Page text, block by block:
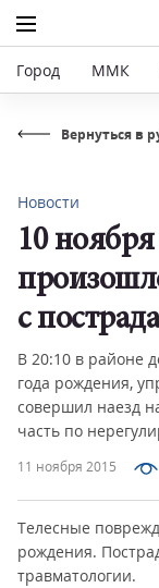
Город ММК
Вернуться в
11 ноября 2015
Новости
10
с
В 20:10 в районе
года рождения,
совершил наезд
часть по
Телесные
рождения.
травматологии.